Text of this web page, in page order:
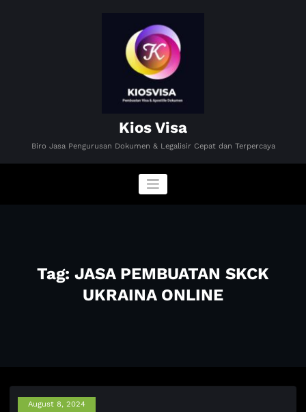
Kios Visa
Biro Jasa Pengurusan Dokumen & Legalisir Cepat dan Terpercaya
Tag: JASA PEMBUATAN SKCK
UKRAINA ONLINE
August 8, 2024